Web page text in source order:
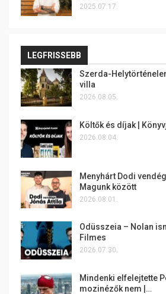
2025.07.17.
LEGFRISSEBB
Szerda-
villa
2026.08.05.
Költők és díjak |
2026.08.04.
Menyhárt Dodi
Magunk között
2026.08.01.
Odüsszeia – Nolan
Filmes
2026.07.30.
Mindenki elfelejtette
mozinézők nem |…